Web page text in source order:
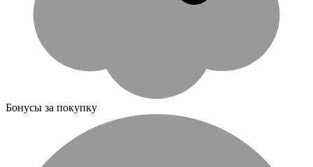
Бонусы за покупку